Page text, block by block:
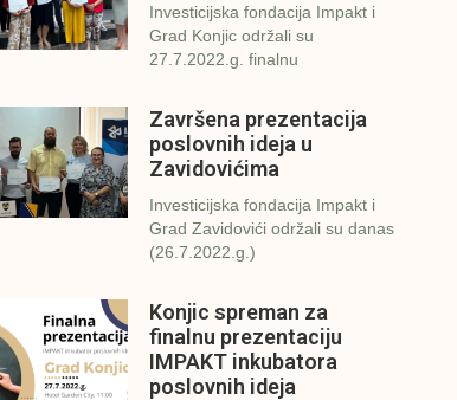
Investicijska fondacija Impakt i
Grad Konjic održali su
27.7.2022.g. finalnu
Završena prezentacija
poslovnih ideja u
Zavidovićima
Investicijska fondacija Impakt i
Grad Zavidovići održali su danas
(26.7.2022.g.)
Konjic spreman za
finalnu prezentaciju
IMPAKT inkubatora
poslovnih ideja